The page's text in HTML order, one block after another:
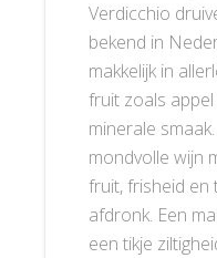
Verdicchio
bekend in
makkelijk in
fruit zoals
minerale
mondvolle wijn
fruit, frisheid en
afdronk. Een
een tikje